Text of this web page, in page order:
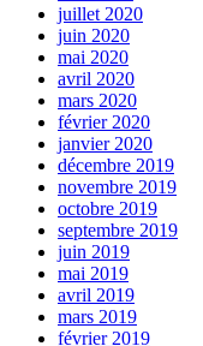
juillet 2020
juin 2020
mai 2020
avril 2020
mars 2020
février 2020
janvier 2020
décembre 2019
novembre 2019
octobre 2019
septembre 2019
juin 2019
mai 2019
avril 2019
mars 2019
février 2019